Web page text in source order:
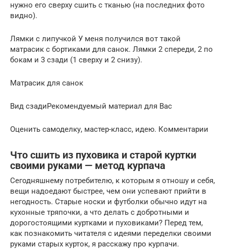
нужно его сверху сшить с тканью (на последних фото
видно).
Лямки с липучкой У меня получился вот такой
матрасик с бортиками для санок. Лямки 2 спереди, 2 по
бокам и 3 сзади (1 сверху и 2 снизу).
Матрасик для санок
Вид сзадиРекомендуемый материал для Вас
Оценить самоделку, мастер-класс, идею. Комментарии
Что сшить из пуховика и старой куртки
своими руками — метод курпача
Сегодняшнему потребителю, к которым я отношу и себя,
вещи надоедают быстрее, чем они успевают прийти в
негодность. Старые носки и футболки обычно идут на
кухонные тряпочки, а что делать с добротными и
дорогостоящими куртками и пуховиками? Перед тем,
как познакомить читателя с идеями переделки своими
руками старых курток, я расскажу про курпачи.